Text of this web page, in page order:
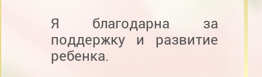
Я благодарна за
поддержку и развитие
ребенка.